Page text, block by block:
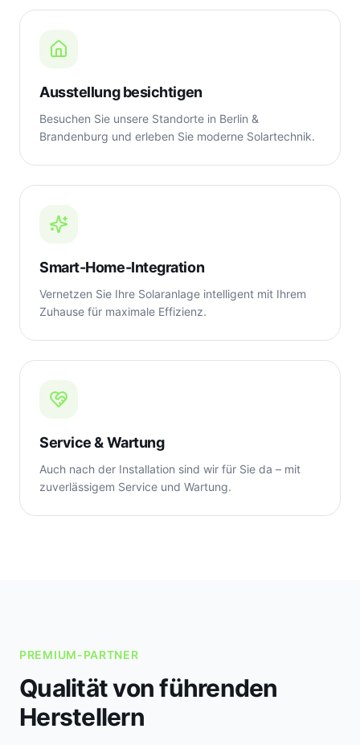
Ausstellung besichtigen
Besuchen Sie unsere Standorte in Berlin &
Brandenburg und erleben Sie moderne Solartechnik.
Smart-Home-Integration
Vernetzen Sie Ihre Solaranlage intelligent mit Ihrem
Zuhause für maximale Effizienz.
Service & Wartung
Auch nach der Installation sind wir für Sie da – mit
zuverlässigem Service und Wartung.
PREMIUM-PARTNER
Qualität von führenden
Herstellern